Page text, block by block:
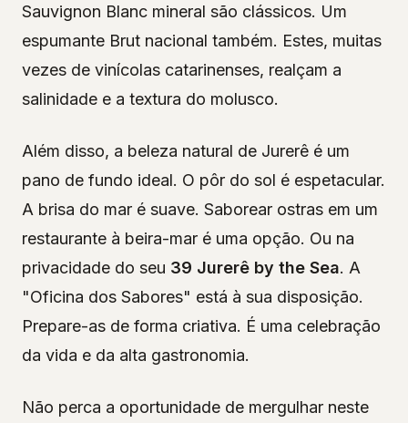
Sauvignon Blanc mineral são clássicos. Um
espumante Brut nacional também. Estes, muitas
vezes de vinícolas catarinenses, realçam a
salinidade e a textura do molusco.
Além disso, a beleza natural de Jurerê é um
pano de fundo ideal. O pôr do sol é espetacular.
A brisa do mar é suave. Saborear ostras em um
restaurante à beira-mar é uma opção. Ou na
privacidade do seu 39 Jurerê by the Sea. A
"Oficina dos Sabores" está à sua disposição.
Prepare-as de forma criativa. É uma celebração
da vida e da alta gastronomia.
Não perca a oportunidade de mergulhar neste